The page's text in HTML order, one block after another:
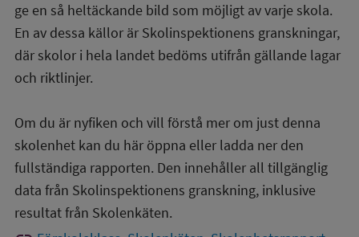
ge en så heltäckande bild som möjligt av varje skola.
En av dessa källor är Skolinspektionens granskningar,
där skolor i hela landet bedöms utifrån gällande lagar
och riktlinjer.
Om du är nyfiken och vill förstå mer om just denna
skolenhet kan du här öppna eller ladda ner den
fullständiga rapporten. Den innehåller all tillgänglig
data från Skolinspektionens granskning, inklusive
resultat från Skolenkäten.